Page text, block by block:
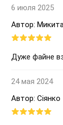
6 июля 2025
Автор:
Дуже файне
24 мая 2024
Автор: Сіянко